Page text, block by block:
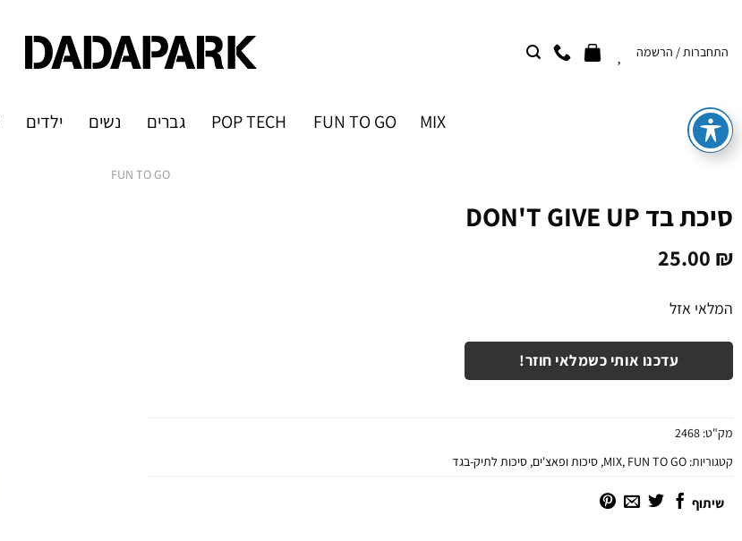
content
התחברות / הרשמה
MIX
FUN TO GO
POP TECH גברים נשים ילדים
FUN TO GO
סיכת בד DON'T GIVE UP
25.00 ₪
המלאי אזל
עדכנו אותי כשמלאי חוזר!
מק"ט: 2468
קטגוריות:
MIX, FUN TO GO
, סיכות ופאצ'ים, סיכות לתיק-בגד
שיתוף